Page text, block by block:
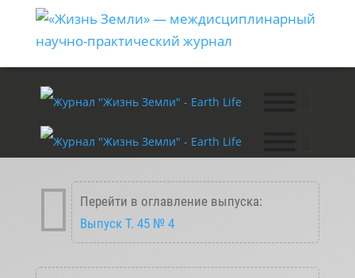

Перейти в оглавление выпуска:
Выпуск T. 45 № 4